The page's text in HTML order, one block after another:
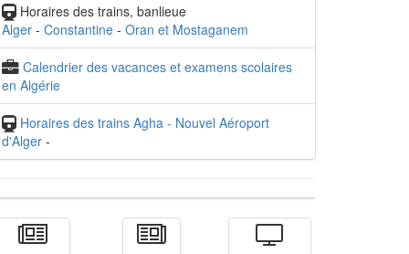
Horaires des trains, banlieue
Alger - Constantine - Oran et Mostaganem
Calendrier des vacances et examens scolaires
en Algérie
Horaires des trains Agha - Nouvel Aéroport
d'Alger -